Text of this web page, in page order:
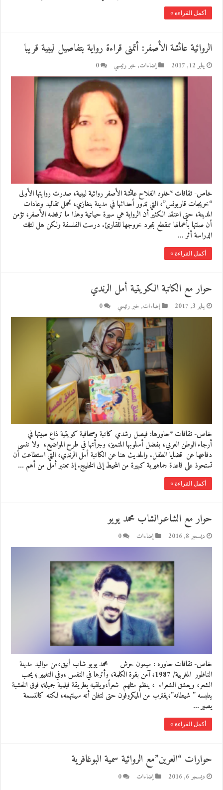
أكمل القراءة »
الروائية عائشة الأصفر: أتمنى قراءة رواية بتفاصيل ليبية قريبا
يناير 12, 2017 إضاءات, خبر رئيسي 0
خاص- ثقافات *خلود الفلاح عائشة الأصفر روائية ليبية، صدرت روايتها الأولى
“خريجات قاريونس”، التي تدور أحداثها في مدينة بنغازي، تحمل تقاليد وعادات
المدينة، حتى اعتقد الكثير أن الرواية هي سيرة حياتية وهذا ما ترفضه الأصفر، تؤمن
أن صلتها بأعمالها تنقطع بمجرد خروجها للقارئ. درست الفلسفة ولكن هل لتلك
الدراسة أثر …
أكمل القراءة »
حوار مع الكاتبة الكويتية أمل الرندي
يناير 3, 2017 إضاءات, خبر رئيسي 0
خاص- ثقافات *حاورها: فيصل رشدي كاتبة وصحافية كويتية ذاع صيتها في
أرجاء الوطن العربي، بفضل أسلوبها المتميز، وجرأتها في طرح المواضيع، ولا ننسى
دفاعها عن قضايا الطفل. والحديث هنا عن الكاتبة أمل الرندي، التي استطاعت أن
تستحوذ على قاعدة جماهيرية كبيرة من المحيط إلى الخليج. إذ تعتبر أمل من أهم …
أكمل القراءة »
حوار مع الشاعـرالشاب محمد يويو
ديسمبر 8, 2016 إضاءات 0
خاص- ثقافات حاوره : ميمون حرش محمد يويو شاب أنيق،من مواليد مدينة
الناظور المغربية/ 1987، آمن بقوة الكلمة، وأثرها في النفس ،وفي التغيير ؛ يحب
الشعر، ويعشق الشعراء ، ينظم مثلهم شعراً،ويلقيه بطريقة فيلمية جميلة؛ فوق الخشبة
يتلبسه ” شيطانه”،يقترب من الميكروفون حتى لتظن أنه سيلتهمه، لكنه كالنسمة
يصير …
أكمل القراءة »
حوارات “العرين”مع الروائية سمية البوغافرية
ديسمبر 6, 2016 إضاءات 0